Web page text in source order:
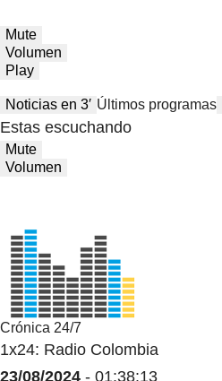
Mute
Volumen
Play
Noticias en 3′ Últimos programas
Estas escuchando
Mute
Volumen
Crónica 24/7
1x24: Radio Colombia
23/08/2024 - 01:38:13